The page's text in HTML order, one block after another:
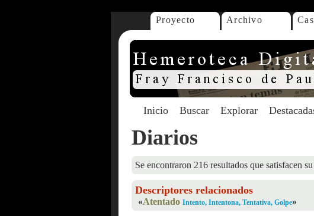
Proyecto Archivo
Inicio Buscar Explorar
Diarios
Se encontraron 216 resultados que satisfacen
Descriptores relacionados
«Atentado Intento, Intentona, Tentativa, Golpe»